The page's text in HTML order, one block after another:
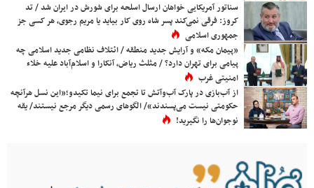
سناتور آمریکایی خواهان ارسال اسلحه برای شورش در ایران شد / تد
کروز: فرقی نمی‌کند پسر شاه روی کار بیاید یا مریم رجوی، هر کسی جز
جمهوری اسلامی
«پیمان مکه» و آرایش جدید منطقه / ائتلاف نظامی جدید اسلامی چه
پیامی برای تهران دارد؟ / مثلث ریاض، آنکارا و اسلام‌آباد علیه خلاء
امنیتی غرب
از آب‌بازی در پارک آب‌وآتش تا تجمع برای نیما تکیدو؛«این نسل هرآنچه
حکومتی نیست می‌پسندند»/ الگوهای رسمی دیگر مرجع نیستند/ یقه
نوجوان‌ها را نگیرید!